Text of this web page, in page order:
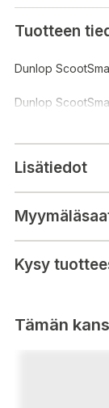
Tuotteen
Dunlop
Dunlop
Lisätiedot
Kysy
Tämän